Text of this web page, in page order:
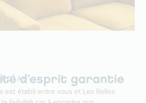
d’esprit garantie
est établi entre vous et Les Belles